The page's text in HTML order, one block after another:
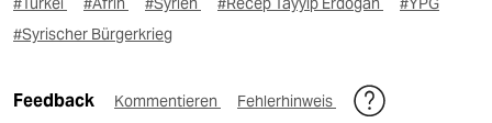
#Syrischer Bürgerkrieg
Feedback Kommentieren Fehlerhinweis